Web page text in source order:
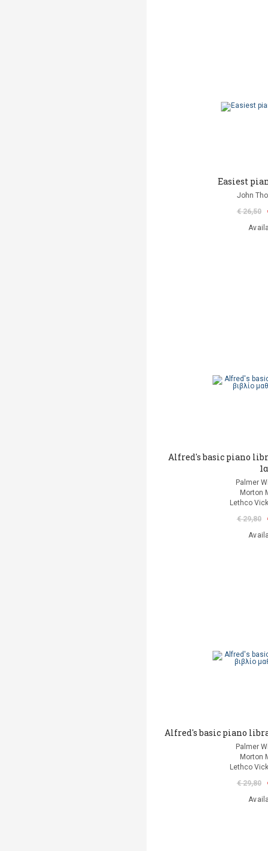
Easiest
John
€ 26,50
Alfred's basic piano
1α
Palmer
Morton
Lethco
€ 29,80
Alfred's basic piano
Palmer
Morton
Lethco
€ 29,80